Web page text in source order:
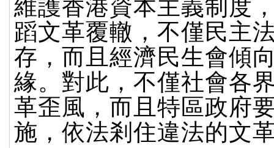
維護香港資本主義制度
蹈文革覆轍，不僅民主
存，而且經濟民生會傾
緣。對此，不僅社會各
革歪風，而且特區政府
施，依法剎住違法的文